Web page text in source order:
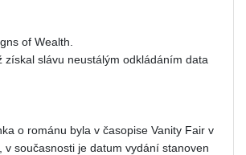
of Wealth.
získal slávu neustálým odkládáním data
o románu byla v časopise Vanity Fair v
v současnosti je datum vydání stanoven